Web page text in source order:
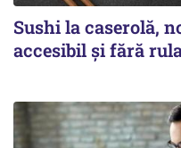
Sushi la caserolă,
accesibil și fără